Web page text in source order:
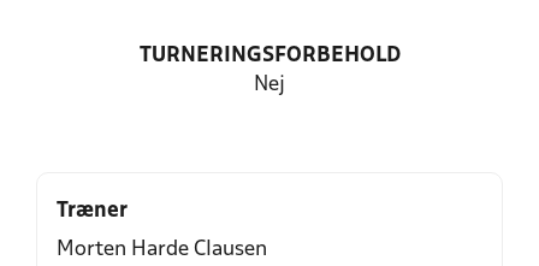
TURNERINGSFORBEHOLD
Nej
Træner
Morten Harde Clausen